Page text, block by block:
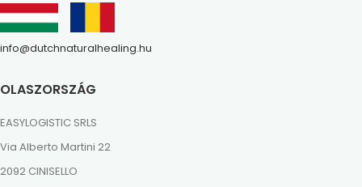
info@dutchnaturalhealing.hu
OLASZORSZÁG
EASYLOGISTIC SRLS
Via Alberto Martini 22
2092 CINISELLO